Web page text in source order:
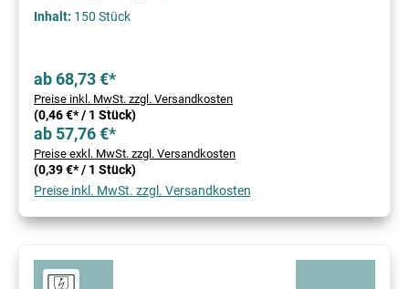
Inhalt: 150 Stück
ab 68,73 €*
Preise inkl. MwSt. zzgl. Versandkosten
(0,46 €* / 1 Stück)
ab 57,76 €*
Preise exkl. MwSt. zzgl. Versandkosten
(0,39 €* / 1 Stück)
Preise inkl. MwSt. zzgl. Versandkosten